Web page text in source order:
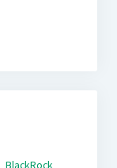
BlackRock